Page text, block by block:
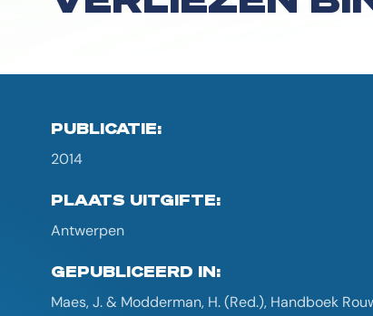
PUBLICATIE:
2014
PLAATS UITGIFTE:
Antwerpen
GEPUBLICEERD IN:
Maes, J. & Modderman, H. (Red.), Handboek